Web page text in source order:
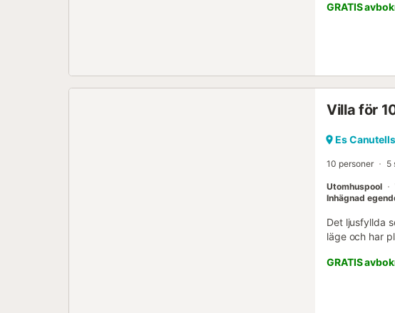
GRATIS
Villa för
Es
10 personer 5
Utomhuspool
Inhägnad
Det ljusfyllda
läge och har
Faciliteterna i
GRATIS